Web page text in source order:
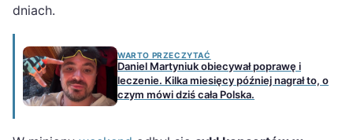
dniach.
WARTO PRZECZYTAĆ
Daniel Martyniuk obiecywał poprawę i
leczenie. Kilka miesięcy później nagrał to, o
czym mówi dziś cała Polska.